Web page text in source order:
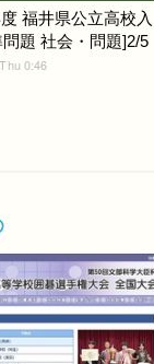
福井県公立高校入
題 社会・問題]2/5
0:46